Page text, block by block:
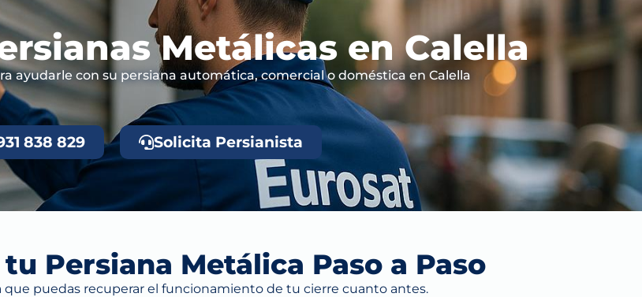
Metálicas en Calella
ayudarle con su persiana automática, comercial o doméstica en Calella
838 829 Solicita Persianista
Persiana Metálica Paso a Paso
que puedas recuperar el funcionamiento de tu cierre cuanto antes.